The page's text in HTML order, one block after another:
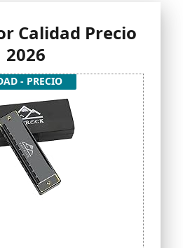
Calidad Precio
2026
- PRECIO